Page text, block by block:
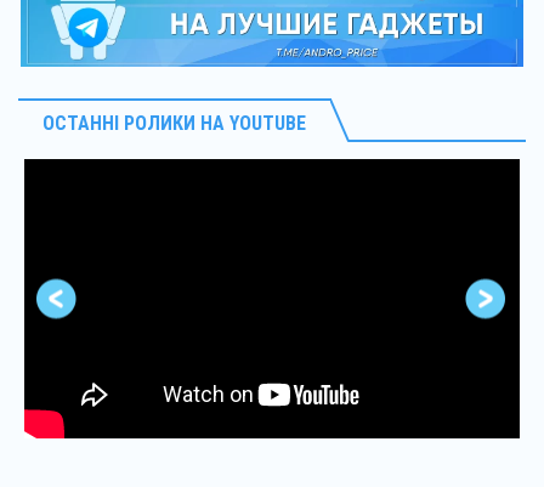
ОСТАННІ РОЛИКИ НА YOUTUBE